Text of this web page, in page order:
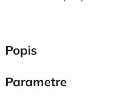
Popis
Parametre